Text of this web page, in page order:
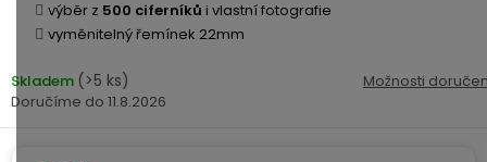
příslušenství
USB-
/
mini
Značky
ANRAN
výběr z 500 ciferníků i vlastní fotografie
vyměnitelný řemínek 22mm
Skladem (>5 ks)
11.8.2026
Možnosti